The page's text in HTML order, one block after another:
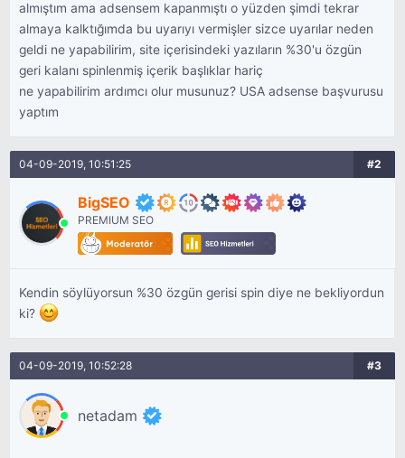
almıştım ama adsensem kapanmıştı o yüzden şimdi tekrar
almaya kalktığımda bu uyarıyı vermişler sizce uyarılar neden
geldi ne yapabilirim, site içerisindeki yazıların %30'u özgün
geri kalanı spinlenmiş içerik başlıklar hariç
ne yapabilirim ardımcı olur musunuz? USA adsense başvurusu
yaptım
04-09-2019, 10:51:25 #2
BigSEO
PREMIUM SEO
Kendin söylüyorsun %30 özgün gerisi spin diye ne bekliyordun
ki?
04-09-2019, 10:52:28 #3
netadam